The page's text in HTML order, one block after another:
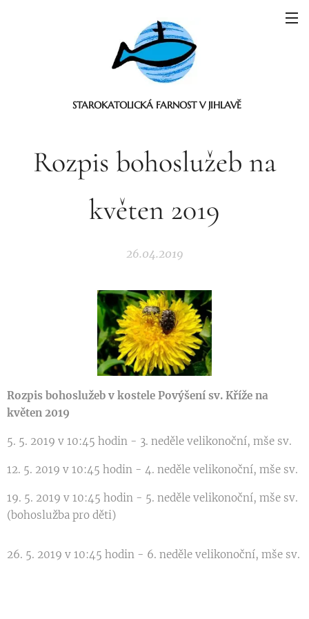
STAROKATOLICKÁ FARNOST V JIHLAVĚ
Rozpis bohoslužeb na
květen 2019
26.04.2019
Rozpis bohoslužeb v kostele Povýšení sv. Kříže na
květen 2019
5. 5. 2019 v 10:45 hodin - 3. neděle velikonoční, mše sv.
12. 5. 2019 v 10:45 hodin - 4. neděle velikonoční, mše sv.
19. 5. 2019 v 10:45 hodin - 5. neděle velikonoční, mše sv.
(bohoslužba pro děti)
26. 5. 2019 v 10:45 hodin - 6. neděle velikonoční, mše sv.